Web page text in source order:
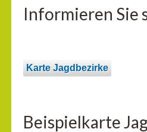
Informieren Sie
Karte Jagdbezirke
Beispielkarte